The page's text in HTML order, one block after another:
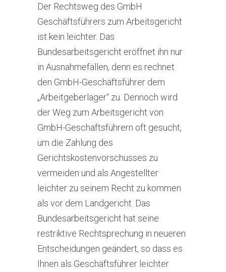
Der Rechtsweg des GmbH
Geschäftsführers zum Arbeitsgericht
ist kein leichter. Das
Bundesarbeitsgericht eröffnet ihn nur
in Ausnahmefällen, denn es rechnet
den GmbH-Geschäftsführer dem
„Arbeitgeberlager“ zu. Dennoch wird
der Weg zum Arbeitsgericht von
GmbH-Geschäftsführern oft gesucht,
um die Zahlung des
Gerichtskostenvorschusses zu
vermeiden und als Angestellter
leichter zu seinem Recht zu kommen
als vor dem Landgericht. Das
Bundesarbeitsgericht hat seine
restriktive Rechtsprechung in neueren
Entscheidungen geändert, so dass es
Ihnen als Geschäftsführer leichter